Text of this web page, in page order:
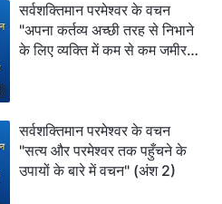
सर्वशक्तिमान परमेश्वर के वचन
"अपना कर्तव्य अच्छी तरह से निभाने
के लिए व्यक्ति में कम से कम जमीर
सर्वशक्तिमान परमेश्वर के वचन
"सत्य और परमेश्वर तक पहुँचने के
उपायों के बारे में वचन" (अंश 2)